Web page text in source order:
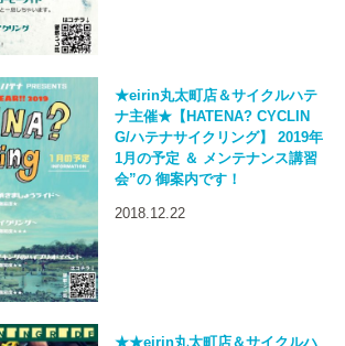
★eirin丸太町店＆サイクルハテ
ナ主催★【HATENA? CYCLIN
G/ハテナサイクリング】 2019年
1月の予定 ＆ メンテナンス講習
会”の 御案内です！
2018.12.22
★★eirin丸太町店＆サイクルハ